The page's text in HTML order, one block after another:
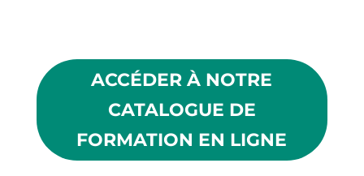
ACCÉDER À NOTRE
CATALOGUE DE
FORMATION EN LIGNE